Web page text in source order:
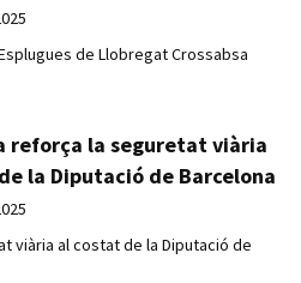
de Llobregat Crossabsa
reforça la seguretat viària
la Diputació de Barcelona
viària al costat de la Diputació de